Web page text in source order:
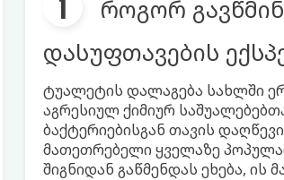
როგორ
დასუფთავების
ტუალეტის დალაგება სახლში
აგრესიულ ქიმიურ
ბაქტერიებისგან თავის
მათეთრებელი ყველაზე
შიგნიდან გაწმენდას ეხება,